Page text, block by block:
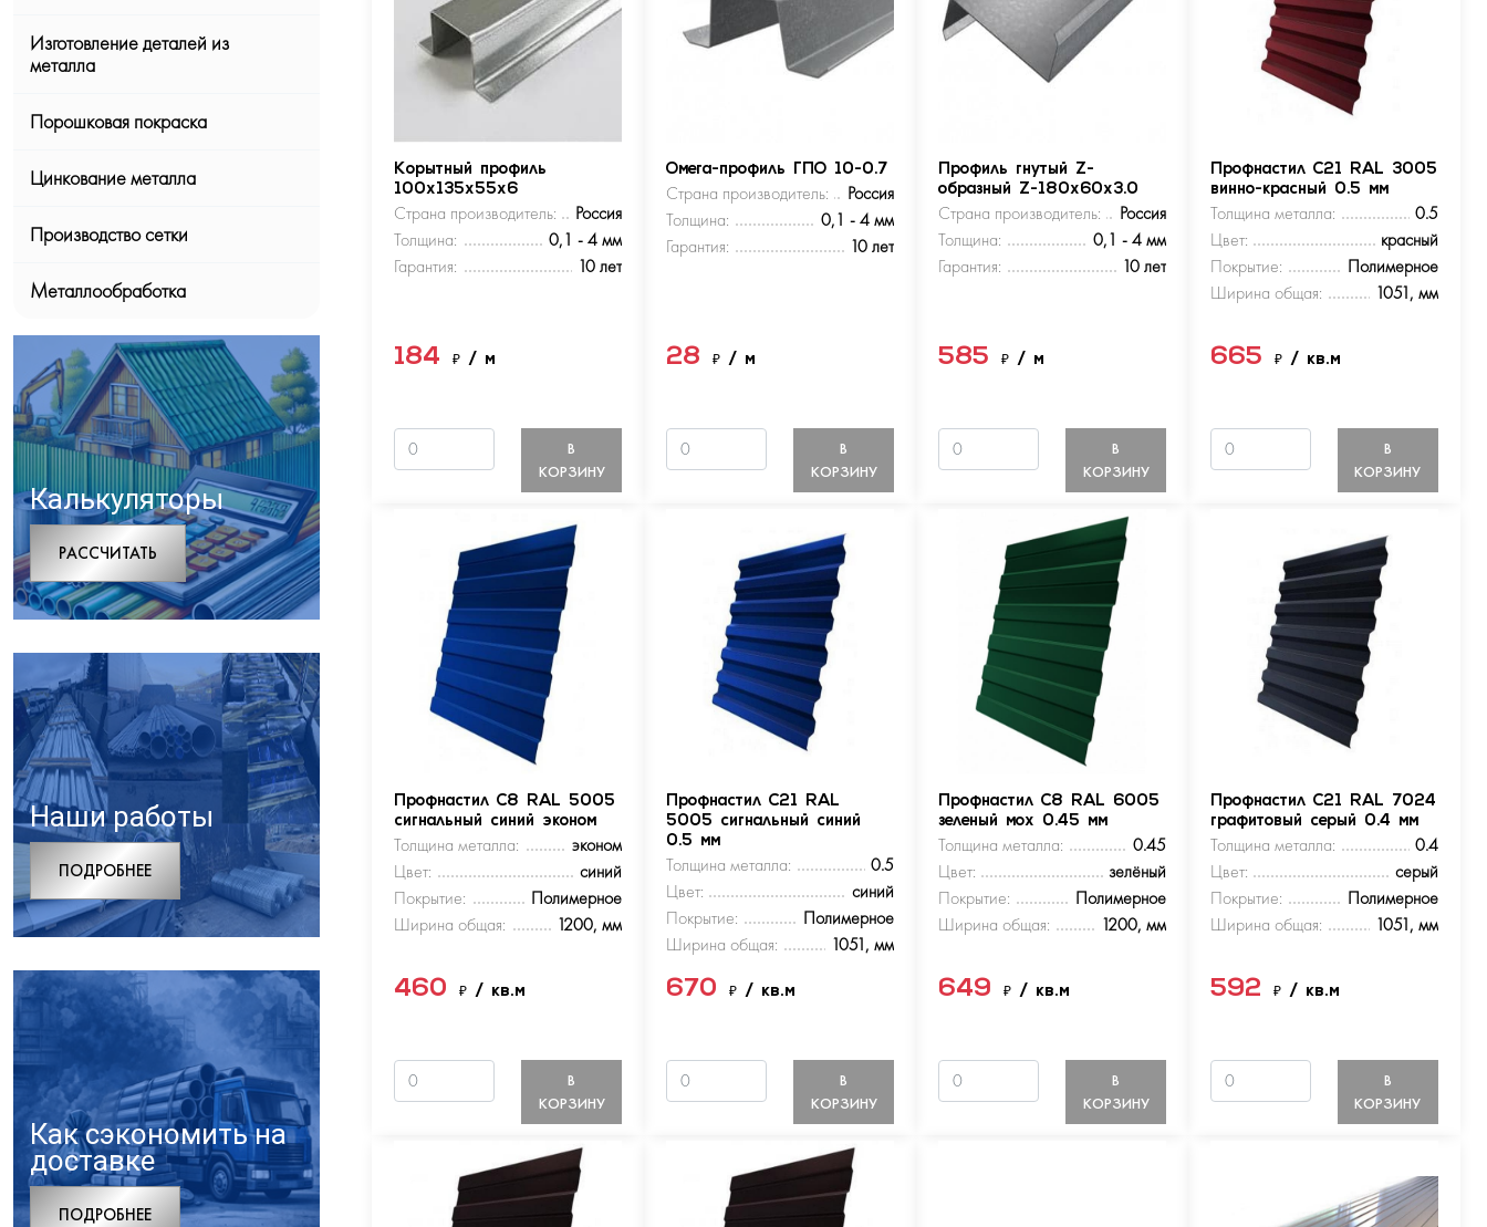
Изготовление деталей из
металла
Порошковая покраска
Цинкование металла
Производство сетки
Металлообработка
Калькуляторы
РАCСЧИТАТЬ
Наши работы
ПОДРОБНЕЕ
Как сэкономить на
доставке
ПОДРОБНЕЕ
Корытный профиль
100х135х55х6
Страна производитель:
Россия
Толщина:
0,1 - 4 мм
Гарантия:
10 лет
184₽/ м
В
КОРЗИНУ
Омега-профиль ГПО 10-0.7
Страна производитель:
Россия
Толщина:
0,1 - 4 мм
Гарантия:
10 лет
28₽/ м
В
КОРЗИНУ
Профиль гнутый Z-
образный Z-180х60х3.0
Страна производитель:
Россия
Толщина:
0,1 - 4 мм
Гарантия:
10 лет
585₽/ м
В
КОРЗИНУ
Профнастил С21 RAL 3005
винно-красный 0.5 мм
Толщина металла:
0.5
Цвет:
красный
Покрытие:
Полимерное
Ширина общая:
1051, мм
665 ₽ / кв.м
В
КОРЗИНУ
Профнастил С8 RAL 5005
сигнальный синий эконом
Толщина металла:
эконом
Цвет:
синий
Покрытие:
Полимерное
Ширина общая:
1200, мм
460₽/ кв.м
В
КОРЗИНУ
Профнастил С21 RAL
5005 сигнальный синий
0.5 мм
Толщина металла:
0.5
Цвет:
синий
Покрытие:
Полимерное
Ширина общая:
1051, мм
670₽/ кв.м
В
КОРЗИНУ
Профнастил С8 RAL 6005
зеленый мох 0.45 мм
Толщина металла:
0.45
Цвет:
зелёный
Покрытие:
Полимерное
Ширина общая:
1200, мм
649₽/ кв.м
В
КОРЗИНУ
Профнастил С21 RAL 7024
графитовый серый 0.4 мм
Толщина металла:
0.4
Цвет:
серый
Покрытие:
Полимерное
Ширина общая:
1051, мм
592 ₽ / кв.м
В
КОРЗИНУ